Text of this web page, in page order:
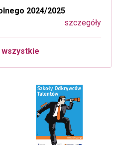
2024/2025
szczegóły
wszystkie